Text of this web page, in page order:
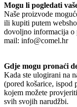
Mogu li pogledati
Naše proizvode
ili kupiti putem
dovoljno informacija o
mail: info@comel.hr
Gdje mogu pronaći
Kada ste ulogirani na
(pored košarice, ispod
kojem možete
svih svojih narudžbi.